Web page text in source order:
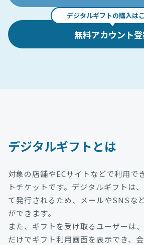
デジタルギフトの購入は
無料アカウント
デジタルギフト とは
対象の店舗やECサイトなどで利用で
トチケットです。デジタルギフトは
て発行されるため、メールやSNSな
ができます。
また、ギフトを受け取るユーザーは
だけでギフト利用画面を表示でき、